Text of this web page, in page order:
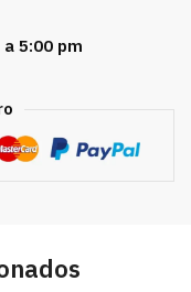
5:00 pm